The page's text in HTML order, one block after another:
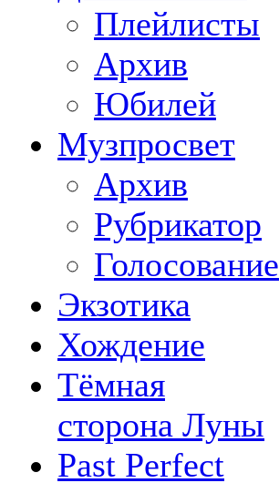
Плейлисты
Архив
Юбилей
Музпросвет
Архив
Рубрикатор
Голосование
Экзотика
Хождение
Тёмная
сторона Луны
Past Perfect